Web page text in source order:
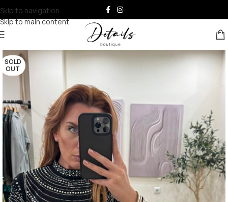
Skip to navigation
Skip to main content
SOLD
OUT